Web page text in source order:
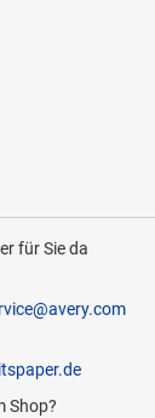
für Sie da
Shop?